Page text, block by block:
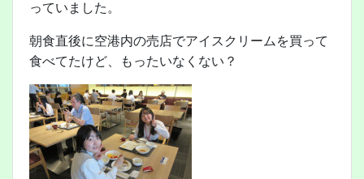
っていました。
朝食直後に空港内の売店でアイスクリームを買って
食べてたけど、もったいなくない？